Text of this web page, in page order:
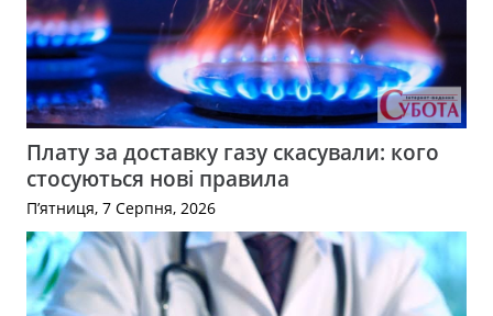
Плату за доставку газу скасували: кого
стосуються нові правила
П’ятниця, 7 Серпня, 2026